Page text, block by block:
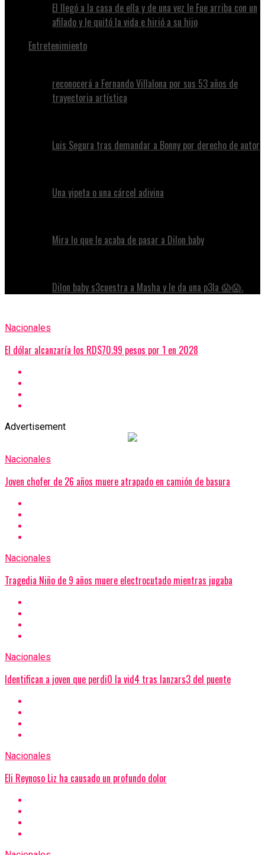
El llegó a la casa de ella y de una vez le Fue arriba con un
afilado y le quitó la vida e hirió a su hijo
Entretenimiento
reconocerá a Fernando Villalona por sus 53 años de
trayectoria artística
Luis Segura tras demandar a Bonny por derecho de autor
Una yipeta o una cárcel adivina
Mira lo que le acaba de pasar a Dilon baby
Dilon baby s3cuestra a Masha y le da una p3la 😱😱.
Nacionales
El dólar alcanzaría los RD$70.99 pesos por 1 en 2028
Advertisement
Nacionales
Joven chofer de 26 años muere atrapado en camión de basura
Nacionales
Tragedia Niño de 9 años muere electrocutado mientras jugaba
Nacionales
Identifican a joven que perdi0 la vid4 tras lanzars3 del puente
Nacionales
Eli Reynoso Liz ha causado un profundo dolor